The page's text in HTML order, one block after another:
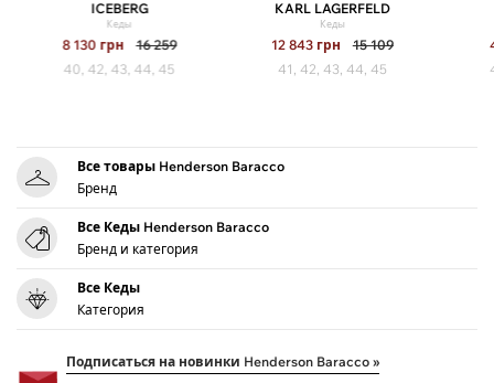
ICEBERG
Кеды
8 130 грн
16 259
40, 42, 43, 44, 45
KARL LAGERFELD
Кеды
12 843 грн
15 109
41, 42, 43, 44, 45
Все товары Henderson Baracco
Бренд
Все Кеды Henderson Baracco
Бренд и категория
Все Кеды
Категория
Подписаться на новинки Henderson Baracco »